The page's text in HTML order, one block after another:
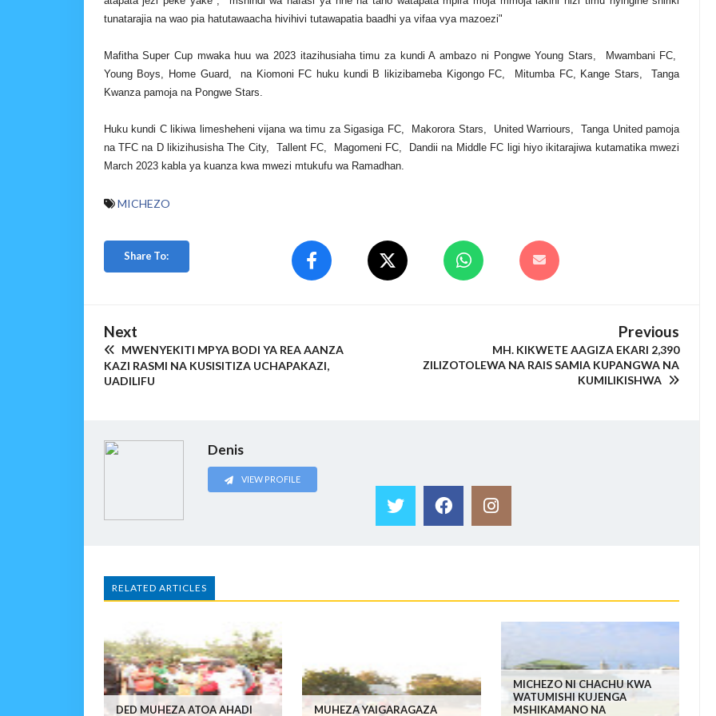
tunatarajia na wao pia hatutawaacha hivihivi tutawapatia baadhi ya vifaa vya mazoezi"
Mafitha Super Cup mwaka huu wa 2023 itazihusiaha timu za kundi A ambazo ni Pongwe Young Stars, Mwambani FC,
Young Boys, Home Guard, na Kiomoni FC huku kundi B likizibameba Kigongo FC, Mitumba FC, Kange Stars, Tanga
Kwanza pamoja na Pongwe Stars.
Huku kundi C likiwa limesheheni vijana wa timu za Sigasiga FC, Makorora Stars, United Warriours, Tanga United pamoja
na TFC na D likizihusisha The City, Tallent FC, Magomeni FC, Dandii na Middle FC ligi hiyo ikitarajiwa kutamatika mwezi
March 2023 kabla ya kuanza kwa mwezi mtukufu wa Ramadhan.
MICHEZO
Share To:
Next
MWENYEKITI MPYA BODI YA REA AANZA
KAZI RASMI NA KUSISITIZA UCHAPAKAZI,
UADILIFU
Previous
MH. KIKWETE AAGIZA EKARI 2,390
ZILIZOTOLEWA NA RAIS SAMIA KUPANGWA NA
KUMILIKISHWA
Denis
VIEW PROFILE
RELATED ARTICLES
DED MUHEZA ATOA AHADI MUHEZA YAIGARAGAZA
MICHEZO NI CHACHU KWA
WATUMISHI KUJENGA
MSHIKAMANO NA